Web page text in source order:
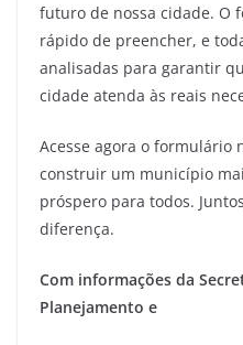
futuro de nossa cidade. O
rápido de preencher, e
analisadas para garantir
cidade atenda às reais
Acesse agora o formulário
construir um município
próspero para todos.
diferença.
Com informações da
Planejamento e